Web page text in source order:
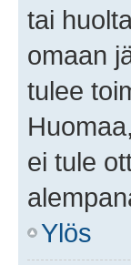
tai
omaan
tulee
ei tule
Ylös